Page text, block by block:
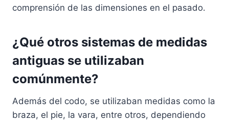
comprensión de las dimensiones en el pasado.
¿Qué otros sistemas de medidas
antiguas se utilizaban
comúnmente?
Además del codo, se utilizaban medidas como la
braza, el pie, la vara, entre otros, dependiendo